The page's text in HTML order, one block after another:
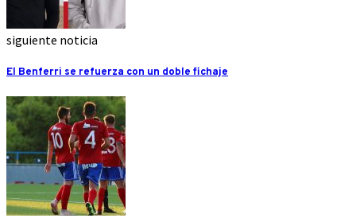
siguiente noticia
El Benferri se refuerza con un doble fichaje